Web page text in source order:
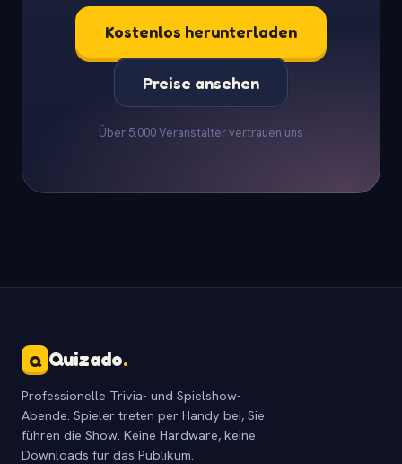
Kostenlos herunterladen
Preise ansehen
Über 5.000 Veranstalter vertrauen uns
Q Quizado.
Professionelle Trivia- und Spielshow-
Abende. Spieler treten per Handy bei, Sie
führen die Show. Keine Hardware, keine
Downloads für das Publikum.